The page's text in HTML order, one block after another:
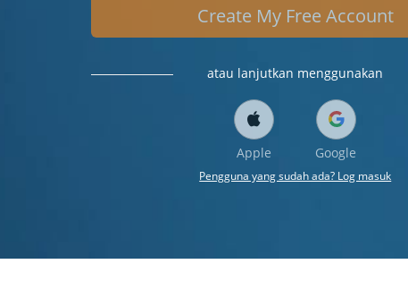
Create My Free Account
atau lanjutkan menggunakan
Apple Google
Pengguna yang sudah ada? Log masuk